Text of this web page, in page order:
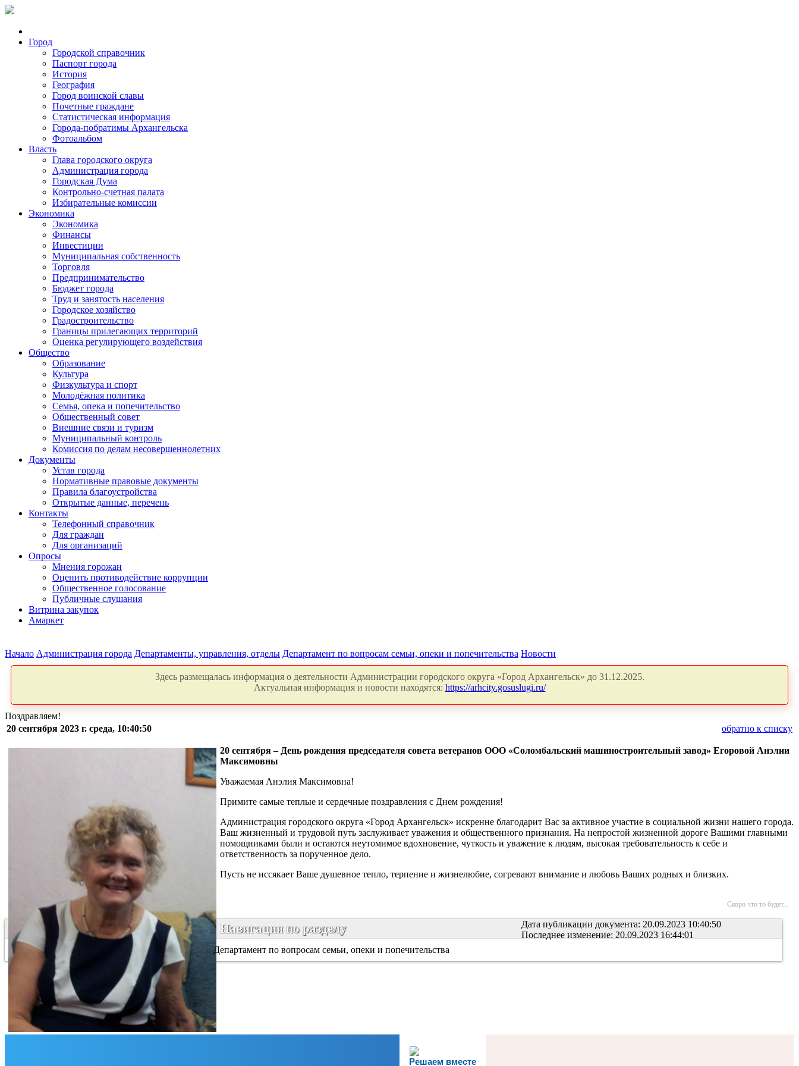
Город
Городской справочник
Паспорт города
История
География
Город воинской славы
Почетные граждане
Статистическая информация
Города-побратимы Архангельска
Фотоальбом
Власть
Глава городского округа
Администрация города
Городская Дума
Контрольно-счетная палата
Избирательные комиссии
Экономика
Экономика
Финансы
Инвестиции
Муниципальная собственность
Торговля
Предпринимательство
Бюджет города
Труд и занятость населения
Городское хозяйство
Градостроительство
Границы прилегающих территорий
Оценка регулирующего воздействия
Общество
Образование
Культура
Физкультура и спорт
Молодёжная политика
Семья, опека и попечительство
Общественный совет
Внешние связи и туризм
Муниципальный контроль
Комиссия по делам несовершеннолетних
Документы
Устав города
Нормативные правовые документы
Правила благоустройства
Открытые данные, перечень
Контакты
Телефонный справочник
Для граждан
Для организаций
Опросы
Мнения горожан
Оценить противодействие коррупции
Общественное голосование
Публичные слушания
Витрина закупок
Амаркет
Начало Администрация города Департаменты, управления, отделы Департамент по вопросам семьи, опеки и попечительства Новости
Здесь размещалась информация о деятельности Администрации городского округа «Город Архангельск» до 31.12.2025.
Актуальная информация и новости находятся: https://arhcity.gosuslugi.ru/
Поздравляем!
20 сентября 2023 г. среда, 10:40:50
обратно к списку
20 сентября ‒ День рождения председателя совета ветеранов ООО «Соломбальский машиностроительный завод» Егоровой Анэлии
Максимовны
Уважаемая Анэлия Максимовна!
Примите самые теплые и сердечные поздравления с Днем рождения!
Администрация городского округа «Город Архангельск» искренне благодарит Вас за активное участие в социальной жизни нашего города.
Ваш жизненный и трудовой путь заслуживает уважения и общественного признания. На непростой жизненной дороге Вашими главными
помощниками были и остаются неутомимое вдохновение, чуткость и уважение к людям, высокая требовательность к себе и
ответственность за порученное дело.
Пусть не иссякает Ваше душевное тепло, терпение и жизнелюбие, согревают внимание и любовь Ваших родных и близких.
Скоро что то будет...
Дата публикации документа: 20.09.2023 10:40:50
Последнее изменение: 20.09.2023 16:44:01
Навигация по разделу
Департамент по вопросам семьи, опеки и попечительства
Решаем вместе